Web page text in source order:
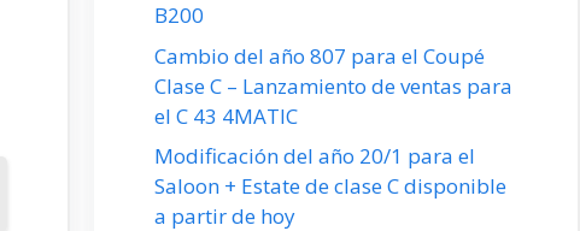
B200
Cambio del año 807 para el Coupé
Clase C – Lanzamiento de ventas para
el C 43 4MATIC
Modificación del año 20/1 para el
Saloon + Estate de clase C disponible
a partir de hoy